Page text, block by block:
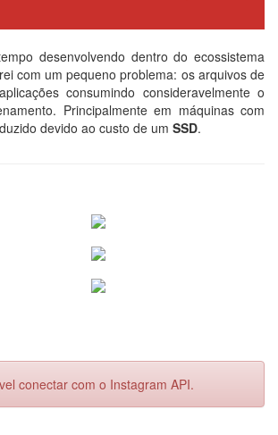
desenvolvendo dentro do ecossistema
com um pequeno problema: os arquivos de
consumindo consideravelmente o
Principalmente em máquinas com
devido ao custo de um SSD.
conectar com o Instagram API.